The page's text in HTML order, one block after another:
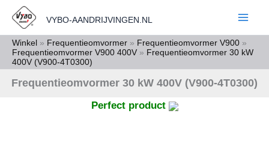
naar
inhoud
VYBO-AANDRIJVINGEN.NL
Winkel » Frequentieomvormer » Frequentieomvormer V900 »
Frequentieomvormer V900 400V » Frequentieomvormer 30 kW
400V (V900-4T0300)
Frequentieomvormer 30 kW 400V (V900-4T0300)
Perfect product